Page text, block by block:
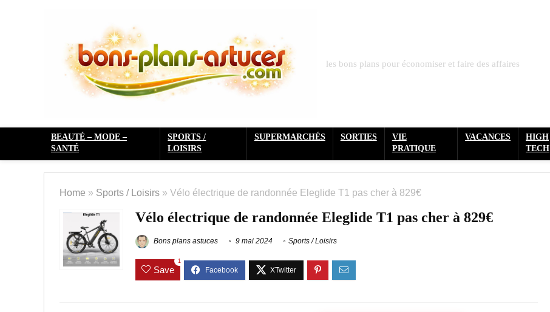
les bons plans pour économiser et faire des affaires
BEAUTÉ – MODE –
SANTÉ
SPORTS /
LOISIRS
SUPERMARCHÉS SORTIES
VIE
PRATIQUE
VACANCES
HIGH
TECH
Home » Sports / Loisirs » Vélo électrique de randonnée Eleglide T1 pas cher à 829€
Vélo électrique de randonnée Eleglide T1 pas cher à 829€
Bons plans astuces 9 mai 2024 Sports / Loisirs
Save
1